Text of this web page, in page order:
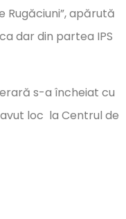
Rugăciuni”, apărută
dar din partea IPS
s-a încheiat cu
loc la Centrul de